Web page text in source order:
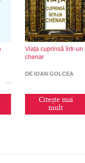
Viața cuprinsă într-un
chenar
DE IOAN GOLCEA
Citește mai
mult